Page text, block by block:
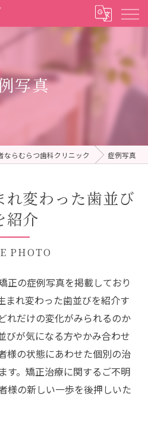
写真
ならむらつ歯科クリニック 症例写真
れ変わった歯並び
紹介
PHOTO
正の症例写真を掲載しており
まれ変わった歯並びを紹介す
れだけの変化がみられるのか
びが気になる方やかみ合わせ
様の状態にあわせた個別の治
す。矯正治療に関するご不明
様の新しい一歩を後押しいた